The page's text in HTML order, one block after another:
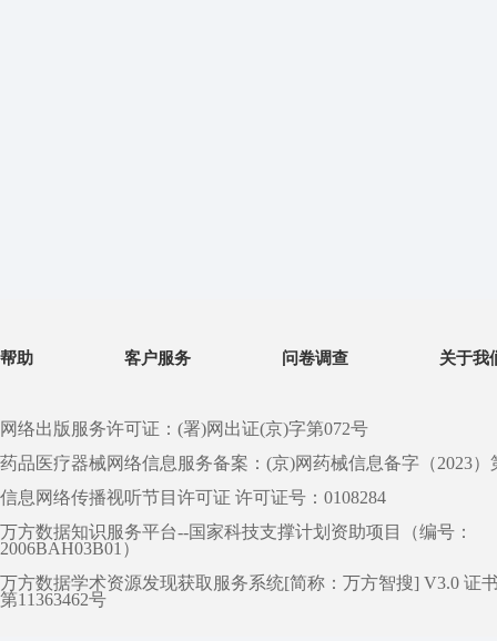
帮助 客户服务 问卷调查 关于我
网络出版服务许可证：(署)网出证(京)字第072号
药品医疗器械网络信息服务备案：(京)网药械信息备字（2023）
信息网络传播视听节目许可证 许可证号：0108284
万方数据知识服务平台--国家科技支撑计划资助项目（编号：
2006BAH03B01）
万方数据学术资源发现获取服务系统[简称：万方智搜] V3.0 证
第11363462号